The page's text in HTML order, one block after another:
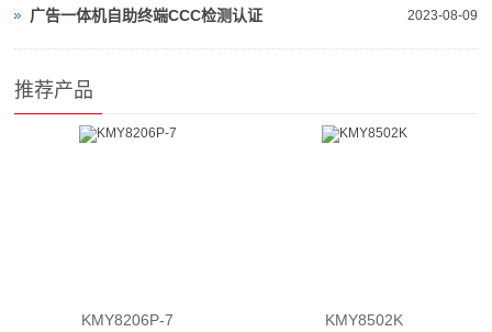
2023-08-09
广告一体机自助终端CCC检测认证
推荐产品
KMY8206P-7 KMY8502K